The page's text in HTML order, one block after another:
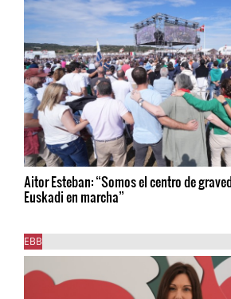
Aitor Esteban: “Somos el centro de
Euskadi en marcha”
EBB